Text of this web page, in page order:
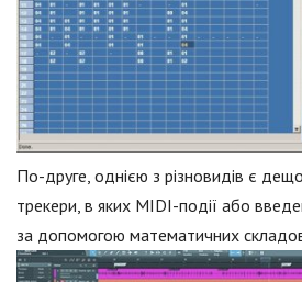
По-друге, однією з різновидів є
трекери, в яких MIDI-події або
за допомогою математичних